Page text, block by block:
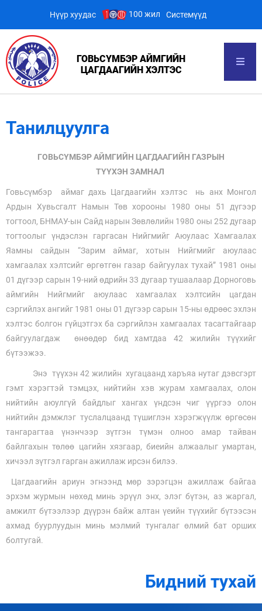
Нүүр хуудас 100 жил Системүүд
ГОВЬСҮМБЭР АЙМГИЙН
ЦАГДААГИЙН ХЭЛТЭС
Танилцуулга
ГОВЬСҮМБЭР АЙМГИЙН ЦАГДААГИЙН ГАЗРЫН
ТҮҮХЭН ЗАМНАЛ
Говьсүмбэр аймаг дахь Цагдаагийн хэлтэс нь анх Монгол
Ардын Хувьсгалт Намын Төв хорооны 1980 оны 51 дүгээр
тогтоол, БНМАУ-ын Сайд нарын Зөвлөлийн 1980 оны 252 дугаар
тогтоолыг үндэслэн гаргасан Нийгмийг Аюулаас Хамгаалах
Яамны сайдын “Зарим аймаг, хотын Нийгмийг аюулаас
хамгаалах хэлтсийг өргөтгөн газар байгуулах тухай” 1981 оны
01 дүгээр сарын 19-ний өдрийн 33 дугаар тушаалаар Дорноговь
аймгийн Нийгмийг аюулаас хамгаалах хэлтсийн цагдан
сэргийлэх ангийг 1981 оны 01 дүгээр сарын 15-ны өдрөөс эхлэн
хэлтэс болгон гүйцэтгэх ба сэргийлэн хамгаалах тасагтайгаар
байгуулагдаж өнөөдөр бид хамтдаа 42 жилийн түүхийг
бүтээжээ.
Энэ түүхэн 42 жилийн хугацаанд харъяа нутаг дэвсгэрт
гэмт хэрэгтэй тэмцэх, нийтийн хэв журам хамгаалах, олон
нийтийн аюулгүй байдлыг хангах үндсэн чиг үүргээ олон
нийтийн дэмжлэг туслалцаанд түшиглэн хэрэгжүүлж өргөсөн
тангарагтаа үнэнчээр зүтгэн түмэн олноо амар тайван
байлгахын төлөө цагийн хязгаар, биеийн алжаалыг умартан,
хичээл зүтгэл гарган ажиллаж ирсэн билээ.
Цагдаагийн ариун эгнээнд мөр зэрэгцэн ажиллаж байгаа
эрхэм журмын нөхөд минь эрүүл энх, элэг бүтэн, аз жаргал,
амжилт бүтээлээр дүүрэн байж алтан үеийн түүхийг бүтээсэн
ахмад буурлуудын минь мэлмий тунгалаг өлмий бат орших
болтугай.
Бидний тухай